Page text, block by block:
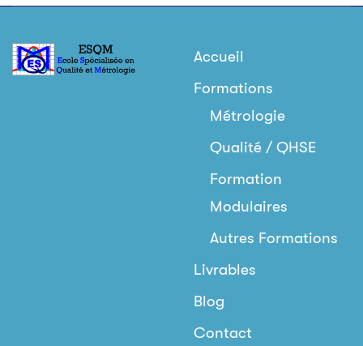
Accueil
Formations
Métrologie
Qualité / QHSE
Formation
Modulaires
Autres Formations
Livrables
Blog
Contact